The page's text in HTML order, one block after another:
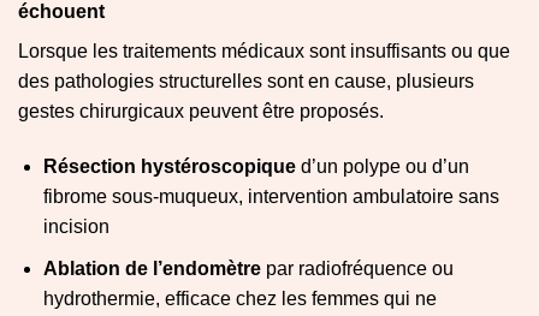
échouent
Lorsque les traitements médicaux sont insuffisants ou que
des pathologies structurelles sont en cause, plusieurs
gestes chirurgicaux peuvent être proposés.
Résection hystéroscopiqued’un polype ou d’un
fibrome sous-muqueux, intervention ambulatoire sans
incision
Ablation de l’endomètrepar radiofréquence ou
hydrothermie, efficace chez les femmes qui ne